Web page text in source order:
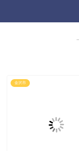
金沢市